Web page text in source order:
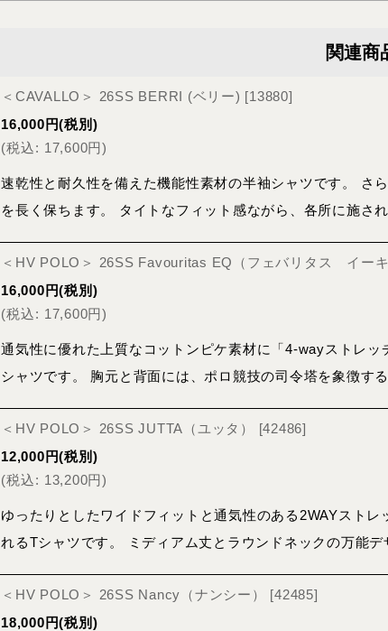
関連商
＜CAVALLO＞ 26SS BERRI (ベリー) [13880]
16,000 円(税別)
(税込: 17,600円)
速乾性と耐久性を備えた機能性素材の半袖シャツです。 さ
を長く保ちます。 タイトなフィット感ながら、各所に施さ
＜HV POLO＞ 26SS Favouritas EQ（フェバリタス イーキ
16,000 円(税別)
(税込: 17,600円)
通気性に優れた上質なコットンピケ素材に「4-wayストレ
シャツです。 胸元と背面には、ポロ競技の司令塔を象徴す
＜HV POLO＞ 26SS JUTTA（ユッタ） [42486]
12,000 円(税別)
(税込: 13,200円)
ゆったりとしたワイドフィットと通気性のある2WAYスト
れるTシャツです。 ミディアム丈とラウンドネックの万能
＜HV POLO＞ 26SS Nancy（ナンシー） [42485]
18,000 円(税別)